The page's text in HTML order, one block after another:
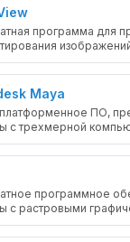
программа для
Maya
ПО,
с трехмерной
программное
с растровыми